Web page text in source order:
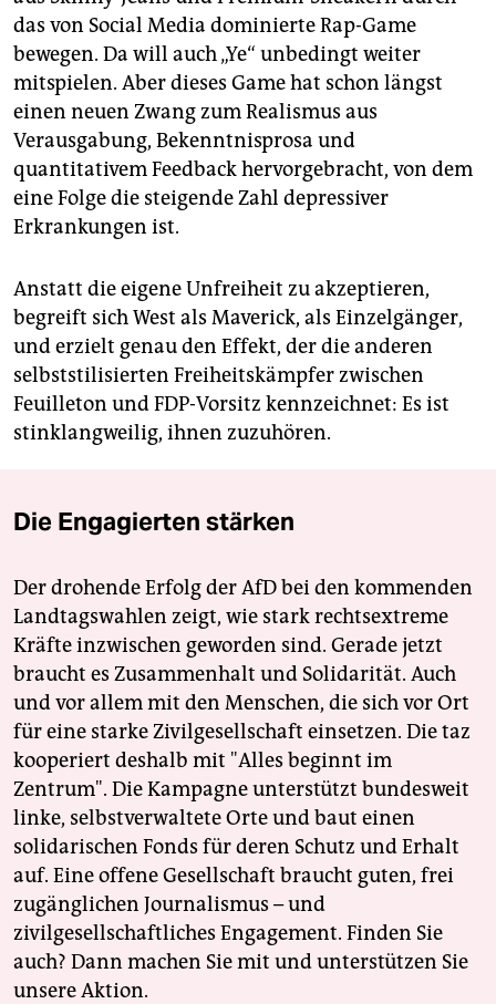
das von Social Media dominierte Rap-Game
bewegen. Da will auch „Ye“ unbedingt weiter
mitspielen. Aber dieses Game hat schon längst
einen neuen Zwang zum Realismus aus
Verausgabung, Bekenntnisprosa und
quantitativem Feedback hervorgebracht, von dem
eine Folge die steigende Zahl depressiver
Erkrankungen ist.
Anstatt die eigene Unfreiheit zu akzeptieren,
begreift sich West als Maverick, als Einzelgänger,
und erzielt genau den Effekt, der die anderen
selbststilisierten Freiheitskämpfer zwischen
Feuilleton und FDP-Vorsitz kennzeichnet: Es ist
stinklangweilig, ihnen zuzuhören.
Die Engagierten stärken
Der drohende Erfolg der AfD bei den kommenden
Landtagswahlen zeigt, wie stark rechtsextreme
Kräfte inzwischen geworden sind. Gerade jetzt
braucht es Zusammenhalt und Solidarität. Auch
und vor allem mit den Menschen, die sich vor Ort
für eine starke Zivilgesellschaft einsetzen. Die taz
kooperiert deshalb mit "Alles beginnt im
Zentrum". Die Kampagne unterstützt bundesweit
linke, selbstverwaltete Orte und baut einen
solidarischen Fonds für deren Schutz und Erhalt
auf. Eine offene Gesellschaft braucht guten, frei
zugänglichen Journalismus – und
zivilgesellschaftliches Engagement. Finden Sie
auch? Dann machen Sie mit und unterstützen Sie
unsere Aktion.